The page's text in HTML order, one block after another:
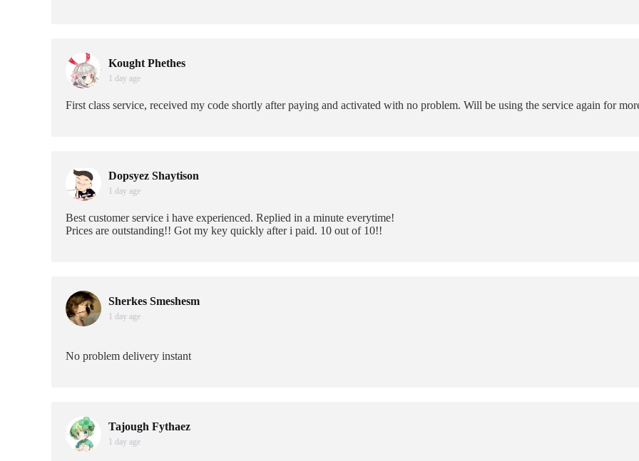
Kought Phethes
1 day age
First class service, received my code shortly after paying and activated with no problem. Will be using the service again for
Dopsyez Shaytison
1 day age
Best customer service i have experienced. Replied in a minute everytime!
Prices are outstanding!! Got my key quickly after i paid. 10 out of 10!!
Sherkes Smeshesm
1 day age
No problem delivery instant
Tajough Fythaez
1 day age